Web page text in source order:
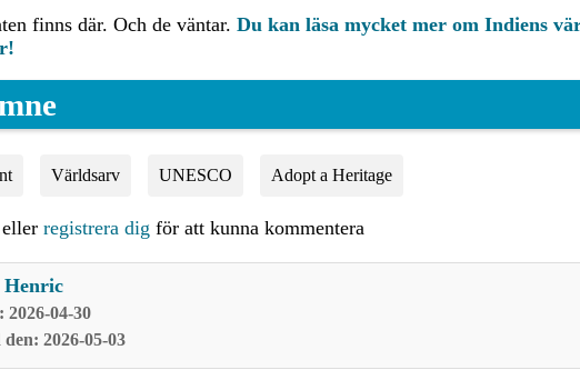
finns där. Och de väntar. Du kan läsa mycket mer om Indiens
Världsarv UNESCO Adopt a Heritage
eller registrera dig för att kunna kommentera
Henric
2026-04-30
2026-05-03